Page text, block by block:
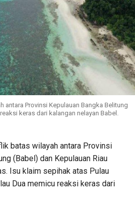
antara Provinsi Kepulauan Bangka Belitung
keras dari kalangan nelayan Babel.
batas wilayah antara Provinsi
(Babel) dan Kepulauan Riau
Isu klaim sepihak atas Pulau
Dua memicu reaksi keras dari